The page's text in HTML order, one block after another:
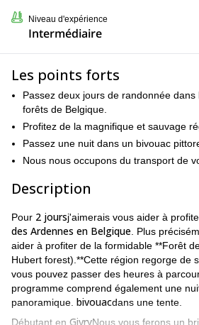
Niveau d'expérience
Intermédiaire
Les points forts
Passez deux jours de randonnée
forêts de Belgique.
Profitez de la magnifique et sauvage
Passez une nuit dans un bivouac
Nous nous occupons du transport de
Description
Pour 2 joursj'aimerais vous aider à
des Ardennes en Belgique . Plus
aider à profiter de la formidable **Forêt
Hubert forest).**Cette région regorge de
vous pouvez passer des heures à
programme comprend également une
panoramique. bivouacdans une tente.
Débutant en GivryNous vous ferons un